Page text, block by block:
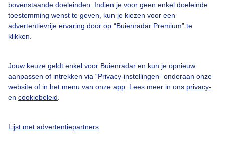
bovenstaande doeleinden. Indien je voor geen enkel doeleinde
toestemming wenst te geven, kun je kiezen voor een
advertentievrije ervaring door op “Buienradar Premium” te
klikken.
Jouw keuze geldt enkel voor Buienradar en kun je opnieuw
aanpassen of intrekken via “Privacy-instellingen” onderaan onze
website of in het menu van onze app. Lees meer in ons privacy-
en cookiebeleid
Lijst met advertentiepartners
Contact
Toegankelijkheid
Buienradar Team
Privacy beleid
Privacy instellingen